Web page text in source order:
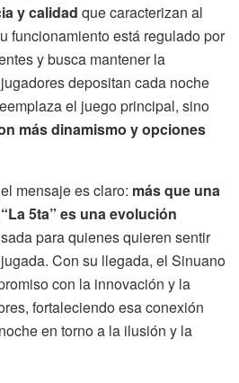
y calidad que caracterizan al
funcionamiento está regulado por
y busca mantener la
depositan cada noche
el juego principal, sino
más dinamismo y opciones
mensaje es claro: más que una
5ta” es una evolución
para quienes quieren sentir
Con su llegada, el Sinuano
con la innovación y la
fortaleciendo esa conexión
en torno a la ilusión y la